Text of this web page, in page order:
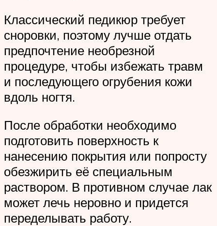
Классический педикюр требует
сноровки, поэтому лучше отдать
предпочтение необрезной
процедуре, чтобы избежать травм
и последующего огрубения кожи
вдоль ногтя.
После обработки необходимо
подготовить поверхность к
нанесению покрытия или попросту
обезжирить её специальным
раствором. В противном случае лак
может лечь неровно и придется
переделывать работу.